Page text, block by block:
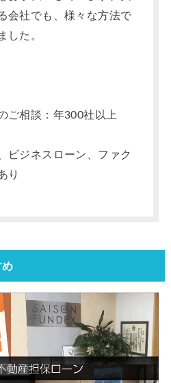
会社でも、様々な方法で
した。
ご相談：年300社以上
ビジネスローン、ファク
り